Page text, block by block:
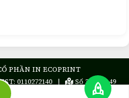
PHẦN IN ECOPRINT
0110272140 |
Số 36 ngõ 49
Cầu Giấy, Thành phố Hà Nội, Việt
rocket